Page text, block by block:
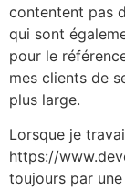
contentent pas
qui sont
pour le
mes clients de
plus large.
Lorsque je
https://
toujours par